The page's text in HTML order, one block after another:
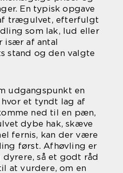
En typisk opgave
trægulvet, efterfulgt
som lak, lud eller
især af antal
stand og den valgte
udgangspunkt en
hvor et tyndt lag af
ned til en pæn,
dybe hak, skæve
fernis, kan der være
først. Afhøvling er
så et godt råd
at vurdere, om en